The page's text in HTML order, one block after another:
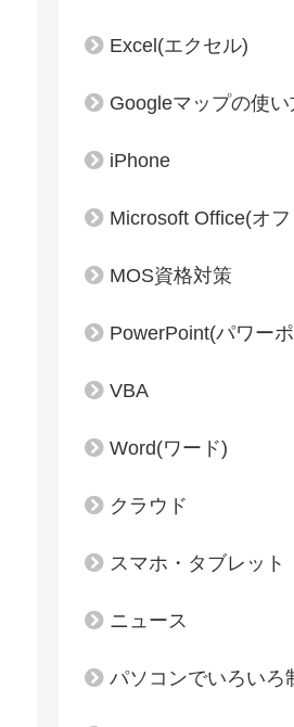
Excel(エクセル)
Googleマップの使い
iPhone
Microsoft Office(オ
MOS資格対策
PowerPoint(パワー
VBA
Word(ワード)
クラウド
スマホ・タブレット
ニュース
パソコンでいろいろ